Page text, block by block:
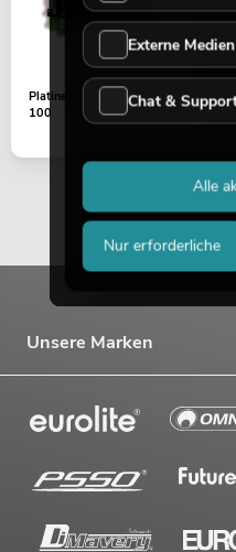
Platine (Steuerung) HZ-
100
Unsere Marken
Externe Medien
Chat &
Nur erforderliche
Alle